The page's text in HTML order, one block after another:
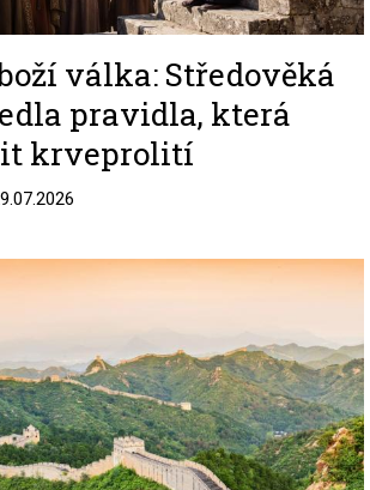
válka: Středověká
pravidla, která
krveprolití